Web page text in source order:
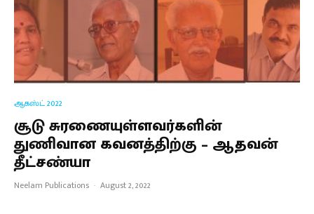
ஆகஸ்ட் 2022
சூடு சுரணையுள்ளவர்களின்
துணிவான கவனத்திற்கு – ஆதவன்
தீட்சண்யா
Neelam Publications · August 2, 2022